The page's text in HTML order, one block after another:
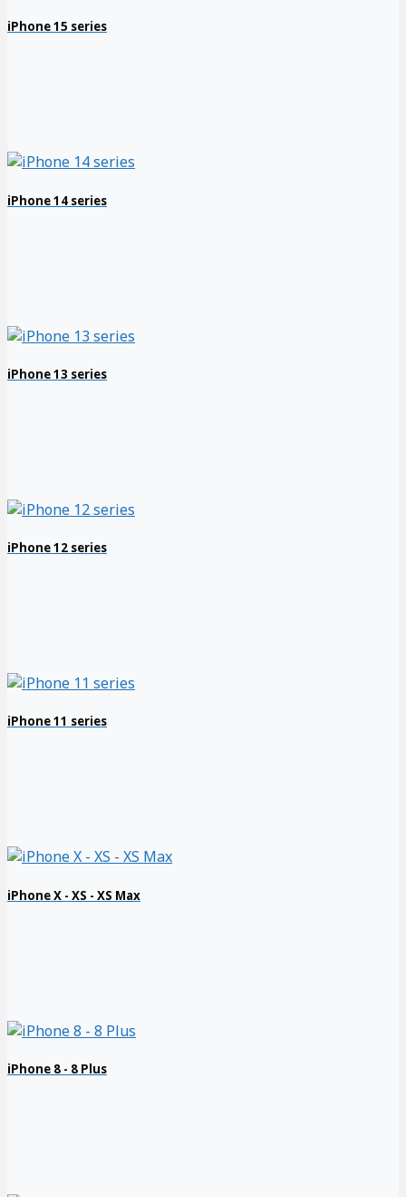
iPhone 15 series
iPhone 14 series
iPhone 13 series
iPhone 12 series
iPhone 11 series
iPhone X - XS - XS Max
iPhone 8 - 8 Plus